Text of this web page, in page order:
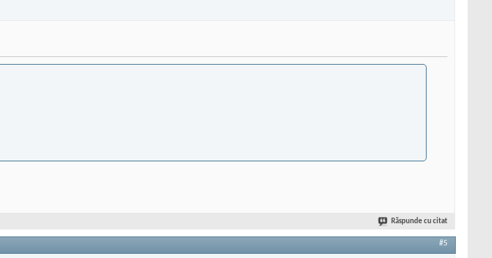
Răspunde cu citat
#5